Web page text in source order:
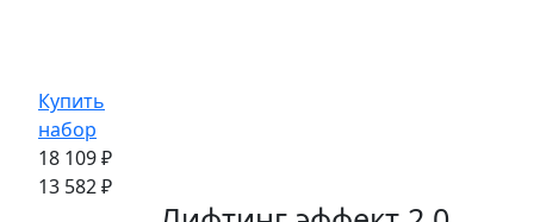
Купить
набор
18 109 ₽
13 582 ₽